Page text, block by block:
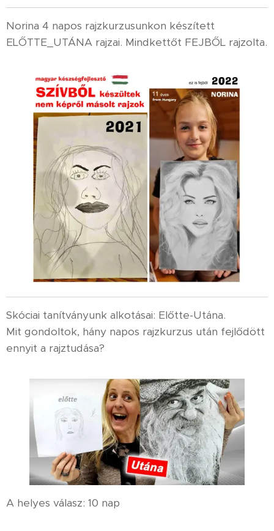
Norina 4 napos rajzkurzusunkon készített
ELŐTTE_UTÁNA rajzai. Mindkettőt FEJBŐL rajzolta.
Skóciai tanítványunk alkotásai: Előtte-Utána.
Mit gondoltok, hány napos rajzkurzus után fejlődött
ennyit a rajztudása?
A helyes válasz: 10 nap